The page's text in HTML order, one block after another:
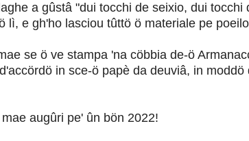
a gûstâ "dui tocchi de seixio, dui tocchi
lì, e gh'ho lasciou tûttö ö materiale pe poeilo
se ö ve stampa 'na cöbbia de-ö
in sce-ö papè da deuviâ, in moddö
augûri pe' ûn bön 2022!